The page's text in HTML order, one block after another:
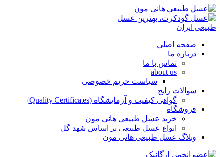
صفحه اصلی
درباره ما
تماس با ما
about us
سیاست حریم خصوصی
سوالات رایج
گواهی کیفیت و آزمایشگاه (Quality Certificates)
فروشگاه
خرید عسل طبیعی هانی مون
انواع عسل طبیعی بر اساس شهد گل
وبلاگ عسل طبیعی هانی مون